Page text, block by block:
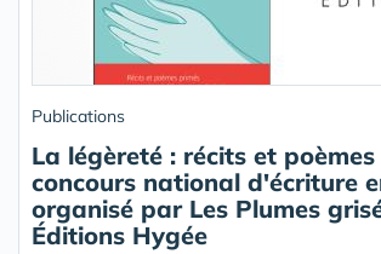
Publications
La légèreté : récits et
concours national d'écriture
organisé par Les Plumes
Éditions Hygée